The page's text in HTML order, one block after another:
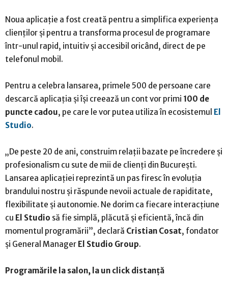
Noua aplicație a fost creată pentru a simplifica experiența
clienților și pentru a transforma procesul de programare
într-unul rapid, intuitiv și accesibil oricând, direct de pe
telefonul mobil.
Pentru a celebra lansarea, primele 500 de persoane care
descarcă aplicația și își creează un cont vor primi 100 de
puncte cadou, pe care le vor putea utiliza în ecosistemul El
Studio.
„De peste 20 de ani, construim relații bazate pe încredere și
profesionalism cu sute de mii de clienți din București.
Lansarea aplicației reprezintă un pas firesc în evoluția
brandului nostru și răspunde nevoii actuale de rapiditate,
flexibilitate și autonomie. Ne dorim ca fiecare interacțiune
cu El Studio să fie simplă, plăcută și eficientă, încă din
momentul programării”, declară Cristian Cosat, fondator
și General Manager El Studio Group.
Programările la salon, la un click distanță